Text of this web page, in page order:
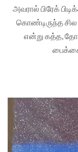
அவரால் பிரேக்
கொண்டிருந்த சில
என்று கத்த,